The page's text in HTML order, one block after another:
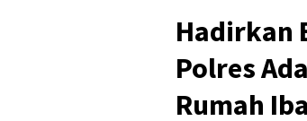
Hadirkan
Polres
Rumah